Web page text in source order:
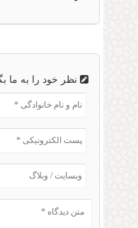
نظر خود را به ما